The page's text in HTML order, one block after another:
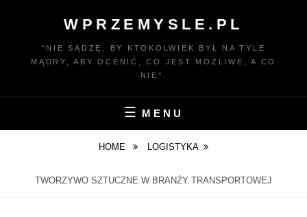
WPRZEMYSLE.PL
"NIE SĄDZĘ, BY KTOKOLWIEK BYŁ NA TYLE
MĄDRY, ABY OCENIĆ, CO JEST MOŻLIWE, A CO
NIE".
MENU
HOME LOGISTYKA
TWORZYWO SZTUCZNE W BRANŻY TRANSPORTOWEJ